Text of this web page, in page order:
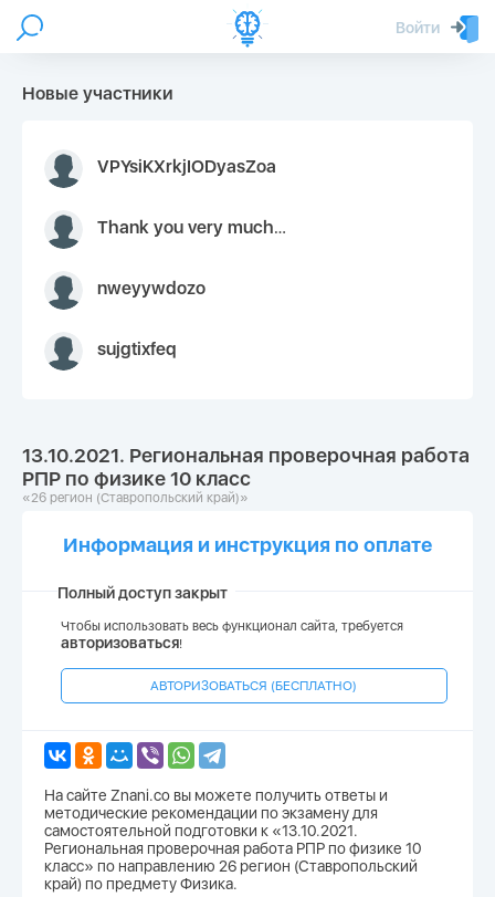
Войти
Новые участники
VPYsiKXrkjIODyasZoa
Thank you very much for your inquiry We appreciate you 9126052 https://youtube.com faceapple !
nweyywdozo
sujgtixfeq
13.10.2021. Региональная проверочная работа
РПР по физике 10 класс
«26 регион (Ставропольский край)»
Информация и инструкция по оплате
Полный доступ закрыт
Чтобы использовать весь функционал сайта, требуется
авторизоваться!
АВТОРИЗОВАТЬСЯ (БЕСПЛАТНО)
На сайте Znani.co вы можете получить ответы и
методические рекомендации по экзамену для
самостоятельной подготовки к «13.10.2021.
Региональная проверочная работа РПР по физике 10
класс» по направлению 26 регион (Ставропольский
край) по предмету Физика.